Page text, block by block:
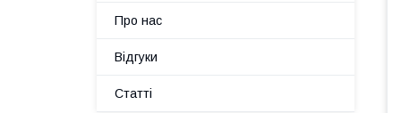
Про нас
Відгуки
Статті